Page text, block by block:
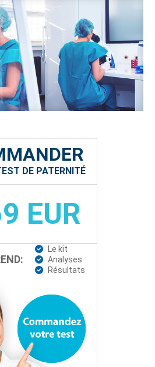
DE PATERNITÉ
EUR
Le kit
Analyses
Résultats